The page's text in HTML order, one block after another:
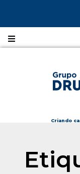
INGRESSO
Criando